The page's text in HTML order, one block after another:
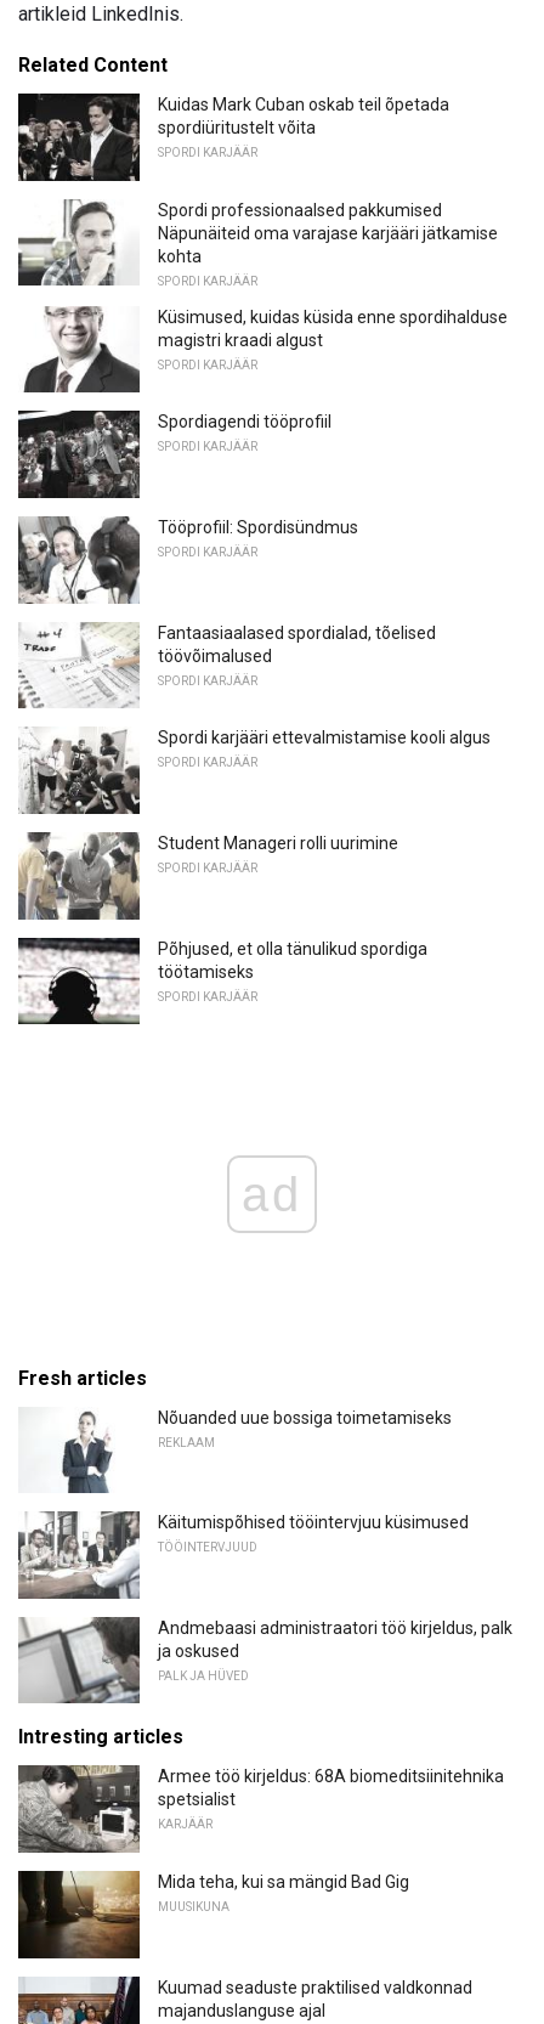
artikleid LinkedInis.
Related Content
Kuidas Mark Cuban oskab teil õpetada
spordiüritustelt võita
SPORDI KARJÄÄR
Spordi professionaalsed pakkumised
Näpunäiteid oma varajase karjääri jätkamise
kohta
SPORDI KARJÄÄR
Küsimused, kuidas küsida enne spordihalduse
magistri kraadi algust
SPORDI KARJÄÄR
Spordiagendi tööprofiil
SPORDI KARJÄÄR
Tööprofiil: Spordisündmus
SPORDI KARJÄÄR
Fantaasiaalased spordialad, tõelised
töövõimalused
SPORDI KARJÄÄR
Spordi karjääri ettevalmistamise kooli algus
SPORDI KARJÄÄR
Student Manageri rolli uurimine
SPORDI KARJÄÄR
Põhjused, et olla tänulikud spordiga
töötamiseks
SPORDI KARJÄÄR
ad
Fresh articles
Nõuanded uue bossiga toimetamiseks
REKLAAM
Käitumispõhised tööintervjuu küsimused
TÖÖINTERVJUUD
Andmebaasi administraatori töö kirjeldus, palk
ja oskused
PALK JA HÜVED
Intresting articles
Armee töö kirjeldus: 68A biomeditsiinitehnika
spetsialist
KARJÄÄR
Mida teha, kui sa mängid Bad Gig
MUUSIKUNA
Kuumad seaduste praktilised valdkonnad
majanduslanguse ajal